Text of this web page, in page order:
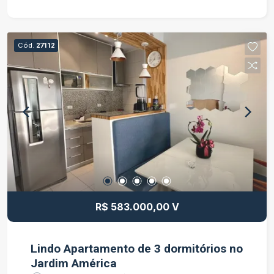
com portaria 24 horas Água, Gás encanado e
energia elétrica, consumo individualizado.
Ambiente familiar e tranquilo. França Imobiliária -
Corretor Célio Santos (12) 99788-5800. `As
Informações e a disponibilidade deste imóvel
são de responsabilidade dos proprietários dos
mesmos e poderão ser alterados a qualquer
momento devendo sempre ser confirmado com
nossos corretores `
Cód. 27112
R$ 583.000,00 V
Lindo Apartamento de 3 dormitórios no
Jardim América